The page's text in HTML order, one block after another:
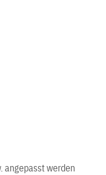
angepasst werden